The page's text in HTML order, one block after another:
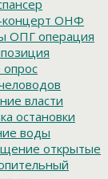
ОНФ
ОПГ операция
опрос
власти
остановки
воды
открытые